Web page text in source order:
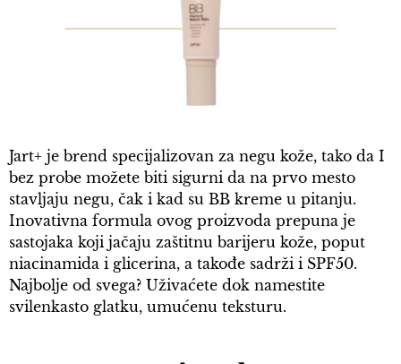
Jart+ je brend specijalizovan za negu kože, tako da I
bez probe možete biti sigurni da na prvo mesto
stavljaju negu, čak i kad su BB kreme u pitanju.
Inovativna formula ovog proizvoda prepuna je
sastojaka koji jačaju zaštitnu barijeru kože, poput
niacinamida i glicerina, a takođe sadrži i SPF50.
Najbolje od svega? Uživaćete dok namestite
svilenkasto glatku, umućenu teksturu.